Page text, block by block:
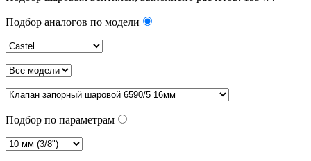
Подбор аналогов по модели
Подбор по параметрам